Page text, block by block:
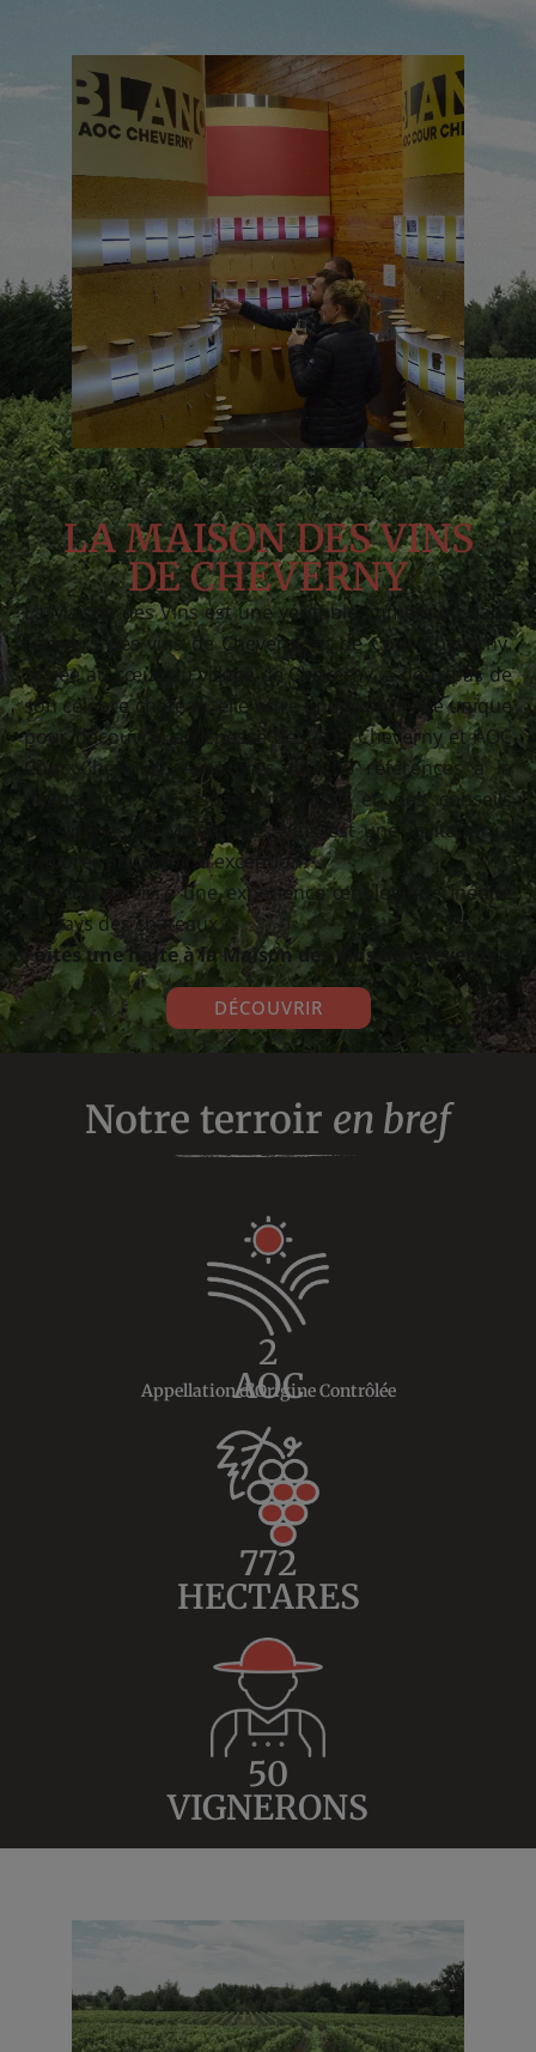
LA MAISON DES VINS
DE CHEVERNY
La Maison des Vins est une véritable immersion dans
l’univers des vins de Cheverny et de Cour Cheverny.
Située au cœur du village de Cheverny, à deux pas de
son célèbre château, elle offre une expérience unique
pour découvrir la richesse des AOC Cheverny et AOC
Cour Cheverny. Avec près de 100 références à la
dégustation, un espace interactif et des conseils
passionnés, la Maison des Vins est une invitation à
explorer un terroir d’exception.
Curieux de vivre une expérience œnologique inédite
au pays des châteaux ?
Faites une halte à la Maison des Vins de Cheverny !
DÉCOUVRIR
Notre terroir en bref
2
AOC
Appellation d’Origine Contrôlée
772
HECTARES
50
VIGNERONS